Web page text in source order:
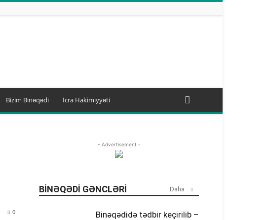
Bizim Binəqədi İcra Hakimiyyəti
0
- Advertisement -
BINƏQƏDI GƏNCLƏRI Daha
Binəqədidə tədbir keçirilib –